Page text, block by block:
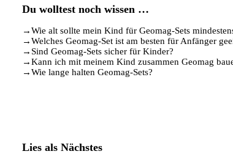
Du wolltest noch wissen …
→Wie alt sollte mein Kind für Geomag-Sets
→Welches Geomag-Set ist am besten für Anfänger
→ Sind Geomag-Sets sicher für Kinder?
→Kann ich mit meinem Kind zusammen Geomag
→Wie lange halten Geomag-Sets?
Lies als Nächstes